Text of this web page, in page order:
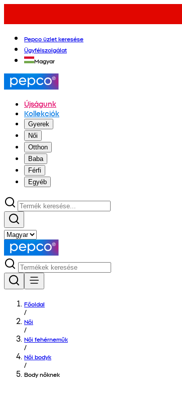
Pepco üzlet keresése
Ügyfélszolgálat
Magyar
Újságunk
Kollekciók
Gyerek
Női
Otthon
Baba
Férfi
Egyéb
Főoldal
/
Női
/
Női fehérneműk
/
Női bodyk
/
Body nőknek